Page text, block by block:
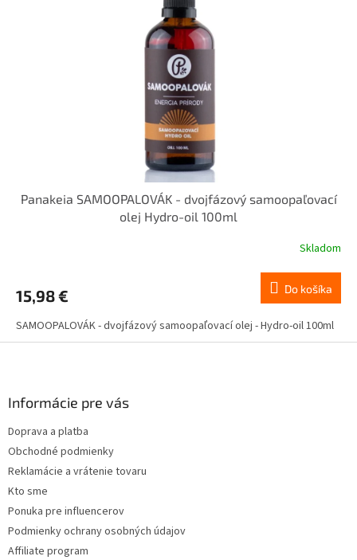
Panakeia SAMOOPALOVÁK - dvojfázový samoopaľovací
olej Hydro-oil 100ml
Skladom
15,98 € Do košíka
SAMOOPALOVÁK - dvojfázový samoopaľovací olej - Hydro-oil 100ml
Informácie pre vás
Doprava a platba
Obchodné podmienky
Reklamácie a vrátenie tovaru
Kto sme
Ponuka pre influencerov
Podmienky ochrany osobných údajov
Affiliate program